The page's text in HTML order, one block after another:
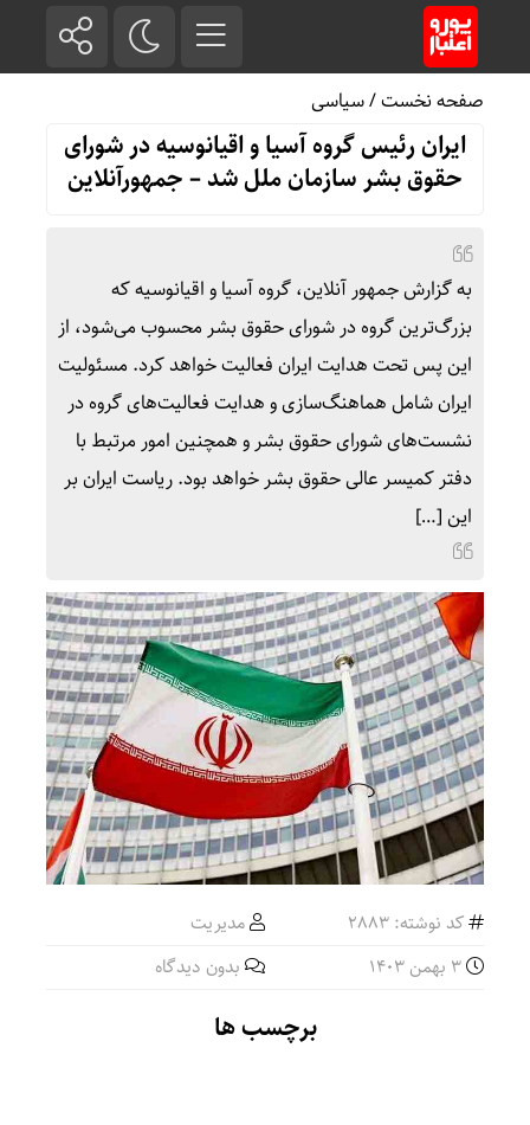
صفحه نخست/سیاسی
ایران رئیس گروه آسیا و اقیانوسیه در شورای
حقوق بشر سازمان ملل شد – جمهورآنلاین
به گزارش جمهور آنلاین، گروه آسیا و اقیانوسیه که
بزرگ‌ترین گروه در شورای حقوق بشر محسوب می‌شود، از
این پس تحت هدایت ایران فعالیت خواهد کرد. مسئولیت
ایران شامل هماهنگ‌سازی و هدایت فعالیت‌های گروه در
نشست‌های شورای حقوق بشر و همچنین امور مرتبط با
دفتر کمیسر عالی حقوق بشر خواهد بود. ریاست ایران بر
این […]
کد نوشته: 2883
مدیریت
بدون دیدگاه
برچسب ها